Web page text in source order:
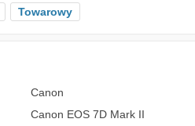
Towarowy
Canon
Canon EOS 7D Mark II